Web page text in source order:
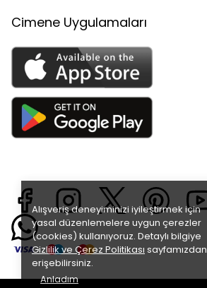
Alışveriş deneyiminizi iyileştirmek için
yasal düzenlemelere uygun çerezler
(cookies) kullanıyoruz. Detaylı bilgiye
Gizlilik ve Çerez Politikası sayfamızdan
erişebilirsiniz.
Anladım
Cimene Uygulamaları